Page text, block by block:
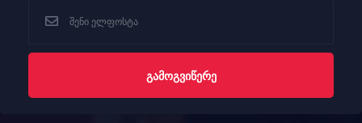
ᲒᲐᲛᲝᲒᲕᲘᲬᲔᲠᲔ